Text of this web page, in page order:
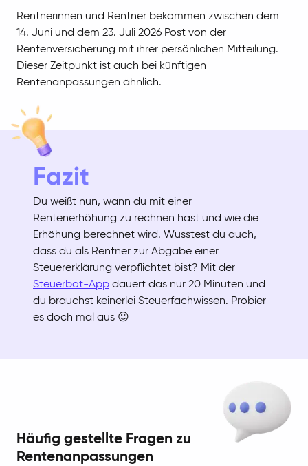
Rentnerinnen und Rentner bekommen zwischen dem
14. Juni und dem 23. Juli 2026 Post von der
Rentenversicherung mit ihrer persönlichen Mitteilung.
Dieser Zeitpunkt ist auch bei künftigen
Rentenanpassungen ähnlich.
Fazit
Du weißt nun, wann du mit einer
Rentenerhöhung zu rechnen hast und wie die
Erhöhung berechnet wird. Wusstest du auch,
dass du als Rentner zur Abgabe einer
Steuererklärung verpflichtet bist? Mit der
Steuerbot-App dauert das nur 20 Minuten und
du brauchst keinerlei Steuerfachwissen. Probier
es doch mal aus 😉
Häufig gestellte Fragen zu
Rentenanpassungen